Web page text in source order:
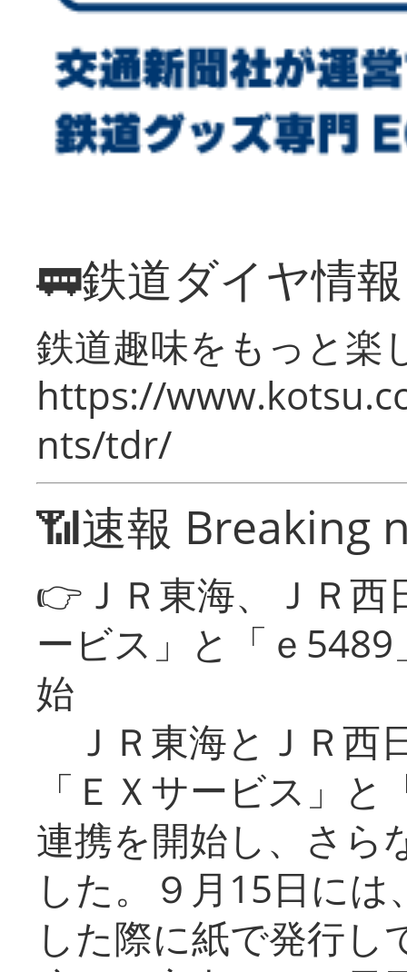
🚃鉄道ダイヤ情
鉄道趣味をもっと楽
https://
nts/tdr/
📶速報 Breaking
👉ＪＲ東海、ＪＲ
ービス」と「ｅ
始
ＪＲ東海とＪＲ西
「ＥＸサービス」
連携を開始し、さら
した。９月15日に
した際に紙で発行し